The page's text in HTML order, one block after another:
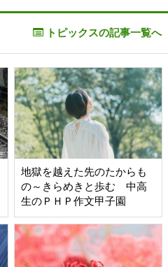
トピックスの記事一覧へ
地獄を越えた先のたからも
の～きらめきと歩む 中高
生のＰＨＰ作文甲子園